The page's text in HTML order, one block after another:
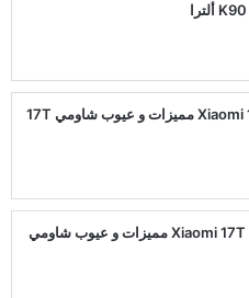
سعر و مواصفات Xiaomi 17T Pro مميزات و عيوب شاومي